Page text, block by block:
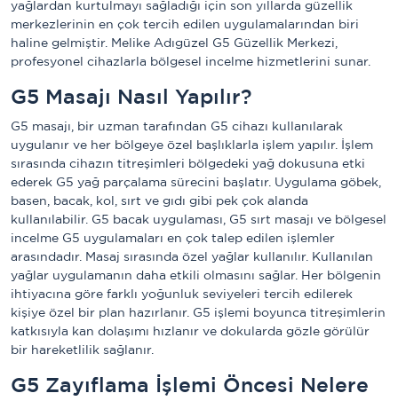
yağlardan kurtulmayı sağladığı için son yıllarda güzellik
merkezlerinin en çok tercih edilen uygulamalarından biri
haline gelmiştir. Melike Adıgüzel G5 Güzellik Merkezi,
profesyonel cihazlarla bölgesel incelme hizmetlerini sunar.
G5 Masajı Nasıl Yapılır?
G5 masajı, bir uzman tarafından G5 cihazı kullanılarak
uygulanır ve her bölgeye özel başlıklarla işlem yapılır. İşlem
sırasında cihazın titreşimleri bölgedeki yağ dokusuna etki
ederek G5 yağ parçalama sürecini başlatır. Uygulama göbek,
basen, bacak, kol, sırt ve gıdı gibi pek çok alanda
kullanılabilir. G5 bacak uygulaması, G5 sırt masajı ve bölgesel
incelme G5 uygulamaları en çok talep edilen işlemler
arasındadır. Masaj sırasında özel yağlar kullanılır. Kullanılan
yağlar uygulamanın daha etkili olmasını sağlar. Her bölgenin
ihtiyacına göre farklı yoğunluk seviyeleri tercih edilerek
kişiye özel bir plan hazırlanır. G5 işlemi boyunca titreşimlerin
katkısıyla kan dolaşımı hızlanır ve dokularda gözle görülür
bir hareketlilik sağlanır.
G5 Zayıflama İşlemi Öncesi Nelere